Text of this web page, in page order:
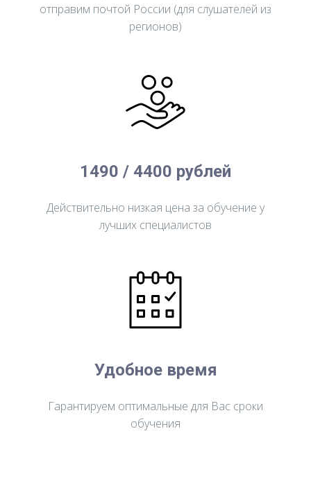
отправим почтой России (для слушателей из
регионов)
1490 / 4400 рублей
Действительно низкая цена за обучение у
лучших специалистов
Удобное время
Гарантируем оптимальные для Вас сроки
обучения